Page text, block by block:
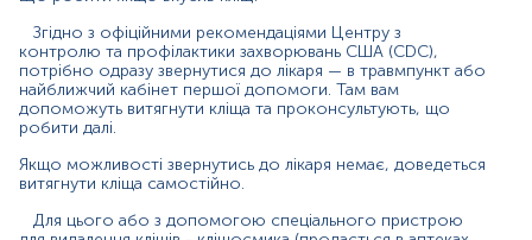
антисептиком і почекайте – шкіра сама звільниться від
стороннього тіла.
Наступним кроком буде дослідження кліща у
лабораторії на наявність збудників бореліозу та
кліщового енцефаліту.
Чому важливо дослідити самого кліща?
Для власного заспокоєння, щоб спати спокійно і не
перейматися кожною цяткою на тілі та підвищенням
температури, можна здати кліща на аналіз у
Згідно з офіційними рекомендаціями Центру з
контролю та профілактики захворювань США (CDC),
потрібно одразу звернутися до лікаря — в травмпункт або
найближчий кабінет першої допомоги. Там вам
допоможуть витягнути кліща та проконсультують, що
робити далі.
Якщо можливості звернутись до лікаря немає, доведеться
витягнути кліща самостійно.
Для цього або з допомогою спеціального пристрою